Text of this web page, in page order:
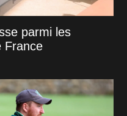
parmi les
France